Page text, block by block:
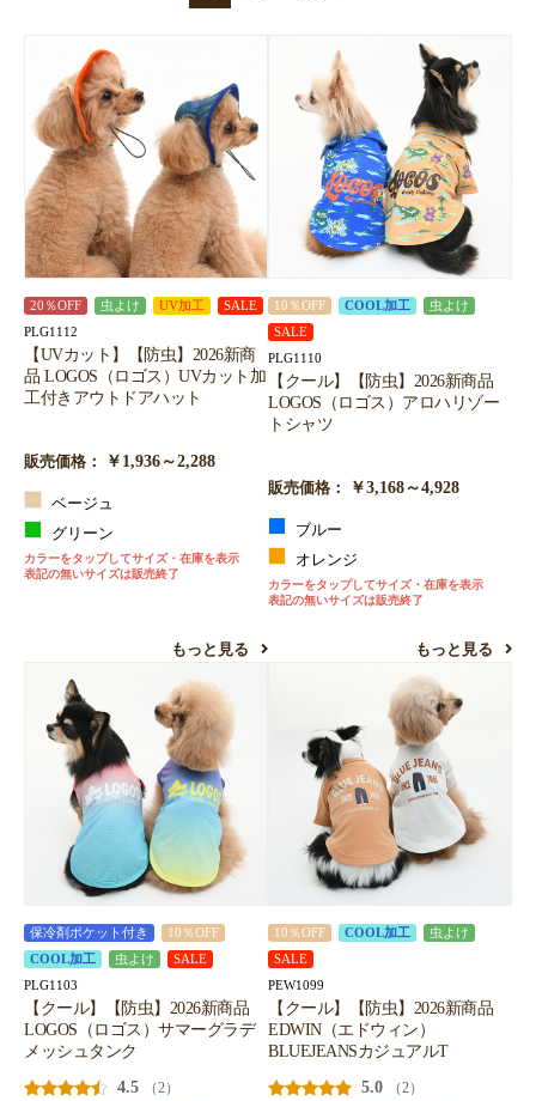
20％OFF 虫よけ UV加工 SALE
PLG1112
【UVカット】【防虫】2026新商
品 LOGOS（ロゴス）UVカット加
工付きアウトドアハット
販売価格： ￥1,936～2,288
ベージュ
グリーン
カラーをタップしてサイズ・在庫を表示
表記の無いサイズは販売終了
もっと見る
10％OFF COOL加工
虫よけ
SALE
PLG1110
【クール】【防虫】2026新商品
LOGOS（ロゴス）アロハリゾー
トシャツ
販売価格： ￥3,168～4,928
ブルー
オレンジ
カラーをタップしてサイズ・在庫を表示
表記の無いサイズは販売終了
もっと見る
保冷剤ポケット付き
10％OFF
COOL加工
虫よけ SALE
PLG1103
【クール】【防虫】2026新商品
LOGOS（ロゴス）サマーグラデ
メッシュタンク
4.5
（2）
10％OFF COOL加工
虫よけ
SALE
PEW1099
【クール】【防虫】2026新商品
EDWIN（エドウィン）
BLUEJEANSカジュアルT
5.0
（2）